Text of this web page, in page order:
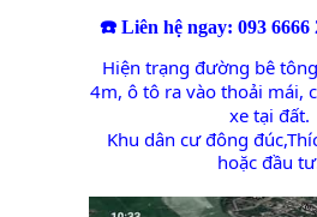
☎️ Liên hệ ngay: 093
Hiện trạng đường bê
4m, ô tô ra vào thoải mái,
xe tại đất.
Khu dân cư đông
hoặc đầu